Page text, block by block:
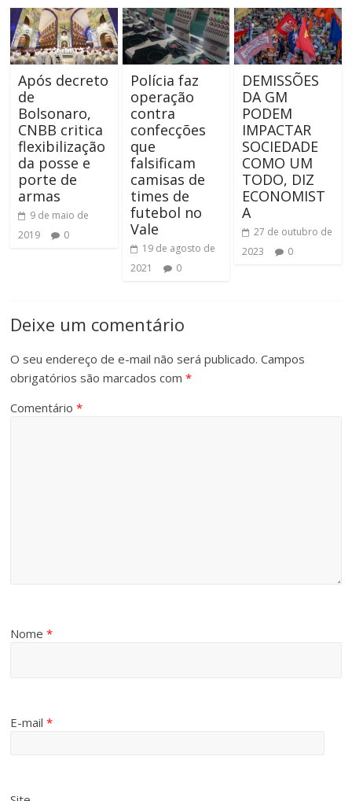
Após decreto
de
Bolsonaro,
CNBB critica
flexibilização
da posse e
porte de
armas
9 de maio de
2019
0
Polícia faz
operação
contra
confecções
que
falsificam
camisas de
times de
futebol no
Vale
19 de agosto de
2021
0
DEMISSÕES
DA GM
PODEM
IMPACTAR
SOCIEDADE
COMO UM
TODO, DIZ
ECONOMIST
A
27 de outubro de
2023
0
Deixe um comentário
O seu endereço de e-mail não será publicado. Campos
obrigatórios são marcados com*
Comentário*
Nome*
E-mail*